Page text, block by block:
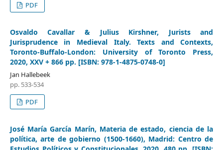
PDF
Osvaldo Cavallar & Julius Kirshner, Jurists and
Jurisprudence in Medieval Italy. Texts and Contexts,
Toronto-Buffalo-London: University of Toronto Press,
2020, XXV + 866 pp. [ISBN: 978-1-4875-0748-0]
Jan Hallebeek
pp. 533-534
PDF
José María García Marín, Materia de estado, ciencia de la
política, arte de gobierno (1500-1660), Madrid: Centro de